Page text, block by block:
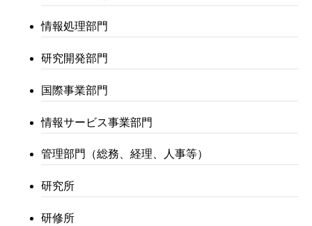
情報処理部門
研究開発部門
国際事業部門
情報サービス事業部門
管理部門（総務、経理、人事等）
研究所
研修所